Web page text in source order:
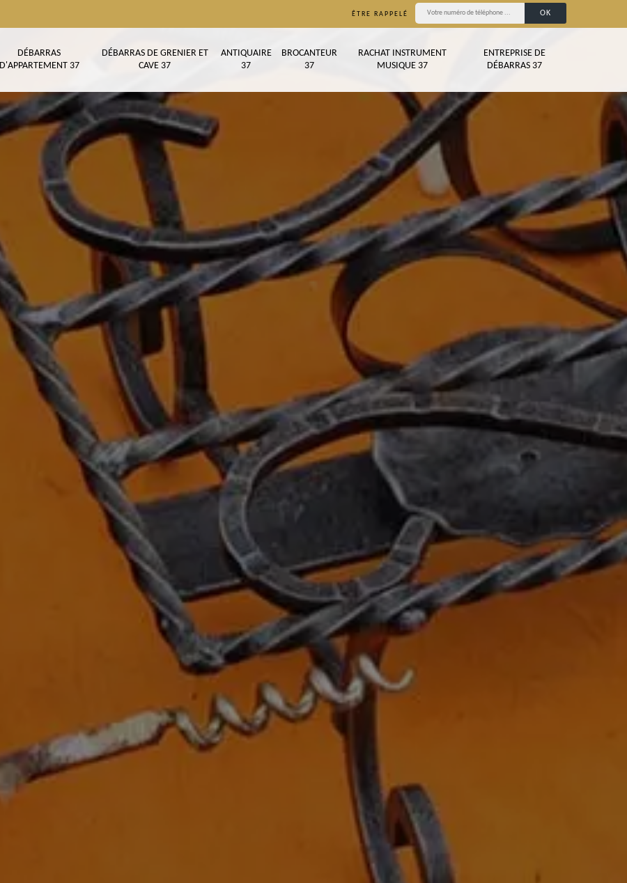
ÊTRE RAPPELÉ
DÉBARRAS
D'APPARTEMENT 37
DÉBARRAS DE GRENIER ET
CAVE 37
ANTIQUAIRE
37
BROCANTEUR
37
RACHAT INSTRUMENT
MUSIQUE 37
ENTREPRISE DE
DÉBARRAS 37